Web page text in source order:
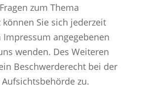
zum Thema
können Sie sich jederzeit
angegebenen
wenden. Des Weiteren
Beschwerderecht bei der
zu.